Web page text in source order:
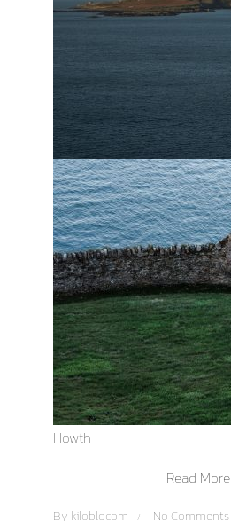
Howth
Read More
By kiloblocom
No Comments